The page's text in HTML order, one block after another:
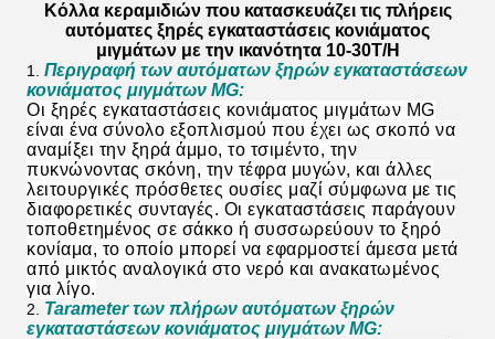
Κόλλα κεραμιδιών που κατασκευάζει τις πλήρεις
αυτόματες ξηρές εγκαταστάσεις κονιάματος
μιγμάτων με την ικανότητα 10-30T/H
1. Περιγραφή των αυτόματων ξηρών εγκαταστάσεων
κονιάματος μιγμάτων MG:
Οι ξηρές εγκαταστάσεις κονιάματος μιγμάτων MG
είναι ένα σύνολο εξοπλισμού που έχει ως σκοπό να
αναμίξει την ξηρά άμμο, το τσιμέντο, την
πυκνώνοντας σκόνη, την τέφρα μυγών, και άλλες
λειτουργικές πρόσθετες ουσίες μαζί σύμφωνα με τις
διαφορετικές συνταγές. Οι εγκαταστάσεις παράγουν
τοποθετημένος σε σάκκο ή συσσωρεύουν το ξηρό
κονίαμα, το οποίο μπορεί να εφαρμοστεί άμεσα μετά
από μικτός αναλογικά στο νερό και ανακατωμένος
για λίγο.
2. Tarameter των πλήρων αυτόματων ξηρών
εγκαταστάσεων κονιάματος μιγμάτων MG: